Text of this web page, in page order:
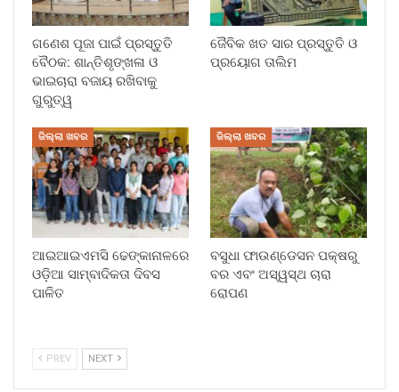
ଗଣେଶ ପୂଜା ପାଇଁ ପ୍ରସ୍ତୁତି
ବୈଠକ: ଶାନ୍ତିଶୃଙ୍ଖଳା ଓ
ଭାଇଚାରା ବଜାୟ ରଖିବାକୁ
ଗୁରୁତ୍ୱ
ଜୈବିକ ଖତ ସାର ପ୍ରସ୍ତୁତି ଓ
ପ୍ରୟୋଗ ତାଲିମ
ଜିଲ୍ଲା ଖବର
ଆଇଆଇଏମସି ଢେଙ୍କାନାଳରେ
ଓଡ଼ିଆ ସାମ୍ବାଦିକତା ଦିବସ
ପାଳିତ
ଜିଲ୍ଲା ଖବର
ବସୁଧା ଫାଉଣ୍ଡେସନ ପକ୍ଷରୁ
ବର ଏବଂ ଅସ୍ୱସ୍ଥ ଚାରା
ରୋପଣ
PREV NEXT